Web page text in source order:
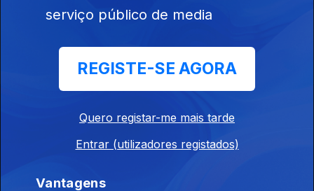
Disponível para iOS, Android, Apple TV, Android TV e
serviço público de media
REGISTE-SE AGORA
Quero registar-me mais tarde
Entrar (utilizadores registados)
Vantagens